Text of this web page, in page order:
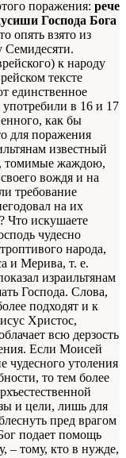
поражения: рече
Господа Бога
опять взято из
Семидесяти.
к народу
тексте
единственное
употребили в 16 и 17
как бы
для поражения
известный
томимые жаждою,
вождя и на
требование
на их
Что искушаете
чудесно
народа,
и Мерива, т. е.
израильтянам
Господа. Слова,
подходят и к
Христос,
всю дерзость
Если Моисей
чудесного утоления
тο тем более
и цели, лишь для
пред врагом
подает помощь
– тому, кто в нужде,